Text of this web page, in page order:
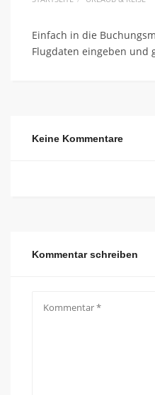
Einfach in die
Flugdaten eingeben und
Keine Kommentare
Kommentar schreiben